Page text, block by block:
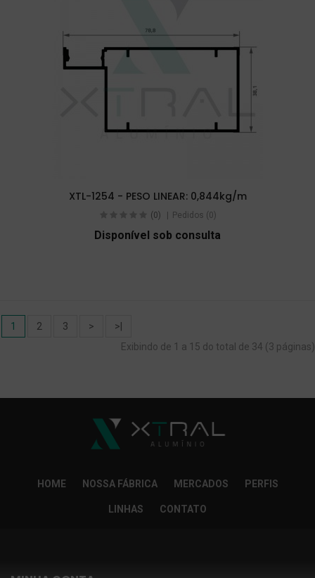
XTL-1254 - PESO LINEAR: 0,844kg/m
(0) Pedidos (0)
Disponível sob consulta
1 2 3 >
>|
Exibindo de 1 a 15 do total de 34 (3 páginas)
HOME NOSSA FÁBRICA MERCADOS PERFIS
LINHAS CONTATO